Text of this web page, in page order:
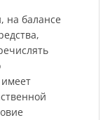
на балансе